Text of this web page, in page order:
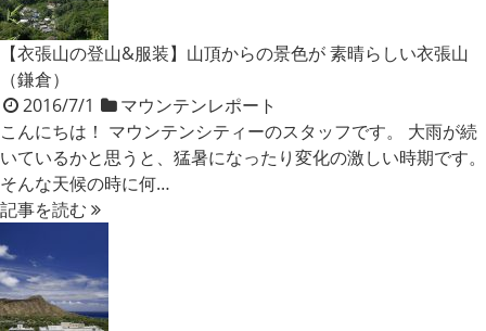
【衣張山の登山&服装】山頂からの景色が 素晴らしい衣張山
（鎌倉）
2016/7/1
マウンテンレポート
こんにちは！ マウンテンシティーのスタッフです。 大雨が続
いているかと思うと、猛暑になったり変化の激しい時期です。
そんな天候の時に何…
記事を読む